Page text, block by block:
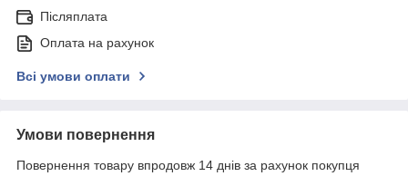
Післяплата
Оплата на рахунок
Всі умови оплати
Умови повернення
Повернення товару впродовж 14 днів за рахунок покупця